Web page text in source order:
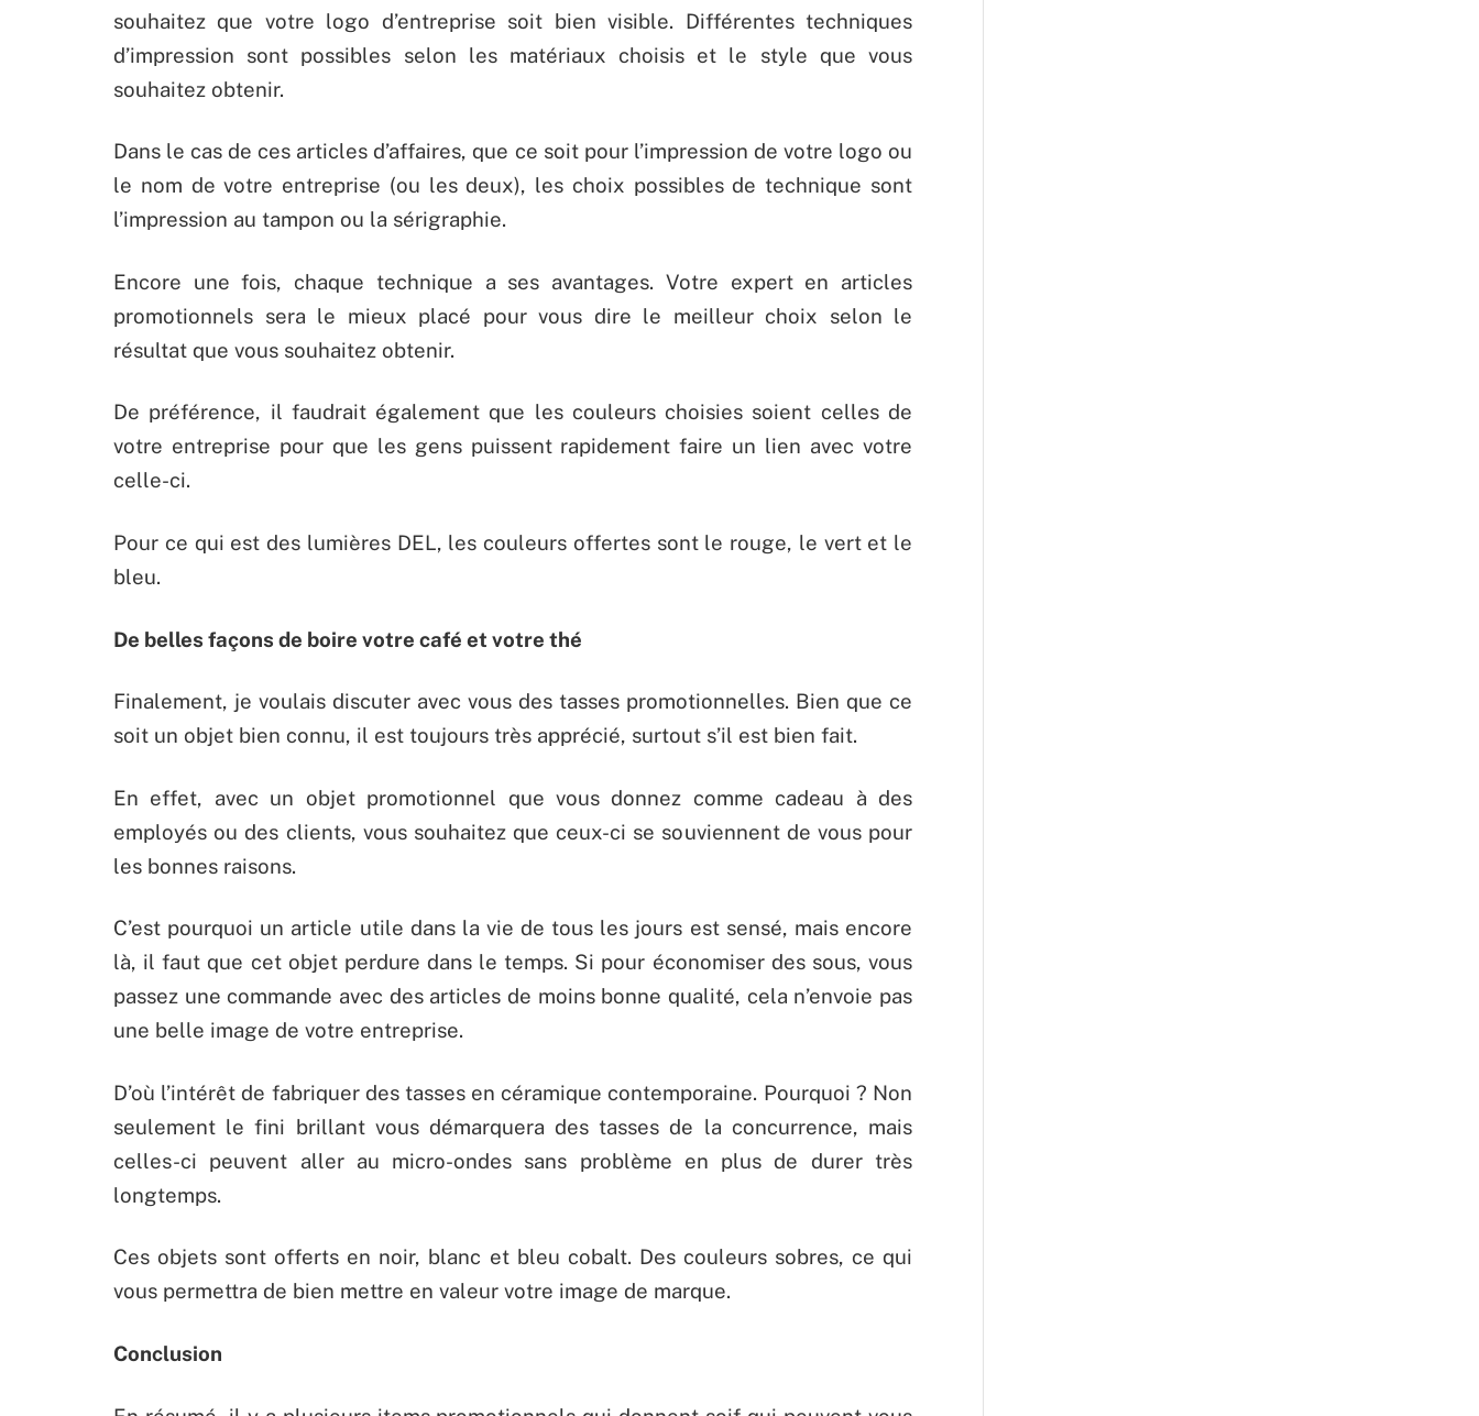
souhaitez que votre logo d’entreprise soit bien visible. Différentes techniques
d’impression sont possibles selon les matériaux choisis et le style que vous
souhaitez obtenir.
Dans le cas de ces articles d’affaires, que ce soit pour l’impression de votre logo ou
le nom de votre entreprise (ou les deux), les choix possibles de technique sont
l’impression au tampon ou la sérigraphie.
Encore une fois, chaque technique a ses avantages. Votre expert en articles
promotionnels sera le mieux placé pour vous dire le meilleur choix selon le
résultat que vous souhaitez obtenir.
De préférence, il faudrait également que les couleurs choisies soient celles de
votre entreprise pour que les gens puissent rapidement faire un lien avec votre
celle-ci.
Pour ce qui est des lumières DEL, les couleurs offertes sont le rouge, le vert et le
bleu.
De belles façons de boire votre café et votre thé
Finalement, je voulais discuter avec vous des tasses promotionnelles. Bien que ce
soit un objet bien connu, il est toujours très apprécié, surtout s’il est bien fait.
En effet, avec un objet promotionnel que vous donnez comme cadeau à des
employés ou des clients, vous souhaitez que ceux-ci se souviennent de vous pour
les bonnes raisons.
C’est pourquoi un article utile dans la vie de tous les jours est sensé, mais encore
là, il faut que cet objet perdure dans le temps. Si pour économiser des sous, vous
passez une commande avec des articles de moins bonne qualité, cela n’envoie pas
une belle image de votre entreprise.
D’où l’intérêt de fabriquer des tasses en céramique contemporaine. Pourquoi ? Non
seulement le fini brillant vous démarquera des tasses de la concurrence, mais
celles-ci peuvent aller au micro-ondes sans problème en plus de durer très
longtemps.
Ces objets sont offerts en noir, blanc et bleu cobalt. Des couleurs sobres, ce qui
vous permettra de bien mettre en valeur votre image de marque.
Conclusion